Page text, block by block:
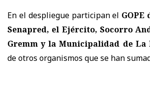
En el despliegue participan el GOPE
Senapred, el Ejército, Socorro
Gremm y la Municipalidad de La
de otros organismos que se han